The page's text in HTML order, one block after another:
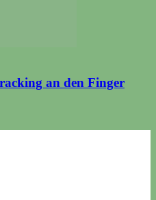
an den Finger